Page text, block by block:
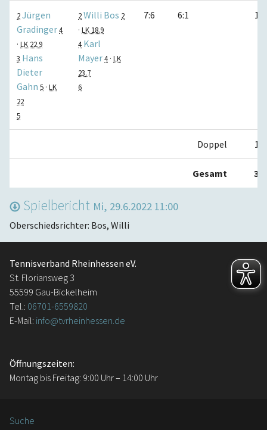
2Jürgen
Gradinger4
· LK 22.9
3 Hans
Dieter
Gahn 5 · LK
22
5
2Willi Bos 2
· LK 18.9
4 Karl
Mayer4 · LK
23.7
6
7:6 6:1 1:0
Doppel 1:1
Gesamt 3:3
Spielbericht Mi, 29.6.2022 11:00
Oberschiedsrichter: Bos, Willi
Tennisverband Rheinhessen eV.
St. Floriansweg 3
55599 Gau-Bickelheim
Tel.: 06701-6559820
E-Mail: info@tvrheinhessen.de
Öffnungszeiten:
Montag bis Freitag: 9:00 Uhr – 14:00 Uhr
Suche